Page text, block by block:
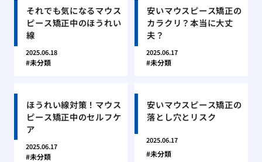
それでも気になるマウス
ピース矯正中のほうれい
線
2025.06.18
未分類
安いマウスピース矯正の
カラクリ？本当に大丈
夫？
2025.06.17
未分類
ほうれい線対策！マウス
ピース矯正中のセルフケ
ア
2025.06.17
未分類
安いマウスピース矯正の
落とし穴とリスク
2025.06.17
未分類